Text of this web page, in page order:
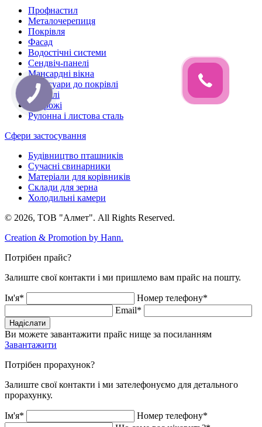
Профнастил
Металочерепиця
Покрівля
Фасад
Водостічні системи
Сендвіч-панелі
Мансардні вікна
Аксесуари до покрівлі
Профілі
Огорожі
Рулонна і листова сталь
Сфери застосування
Будівництво пташників
Сучасні свинарники
Матеріали для корівників
Склади для зерна
Холодильні камери
© 2026, ТОВ "Алмет". All Rights Reserved.
Creation & Promotion by Hann.
Потрібен прайс?
Залиште свої контакти і ми пришлемо вам прайс на пошту.
Ім'я*
Номер телефону*
Email*
Надіслати
Ви можете завантажити прайс нище за посиланням
Завантажити
Потрібен прорахунок?
Залиште свої контакти і ми зателефонуємо для детального
прорахунку.
Ім'я*
Номер телефону*